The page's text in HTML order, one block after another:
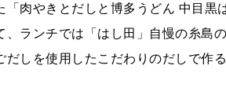
「肉やきとだしと博多うどん 中目
、ランチでは「はし田」自慢の糸島
だしを使用したこだわりのだしで作